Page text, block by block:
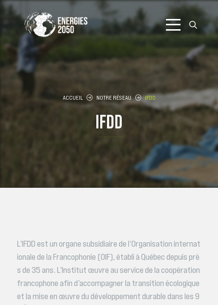
Aller
contenu
ACCUEIL NOTRE RÉSEAU IFDD
IFDD
L’IFDD est un organe subsidiaire de l’Organisation internat
ionale de la Francophonie (OIF), établi à Québec depuis prè
s de 35 ans. L’Institut œuvre au service de la coopération
francophone afin d’accompagner la transition écologique
et la mise en œuvre du développement durable dans les 9